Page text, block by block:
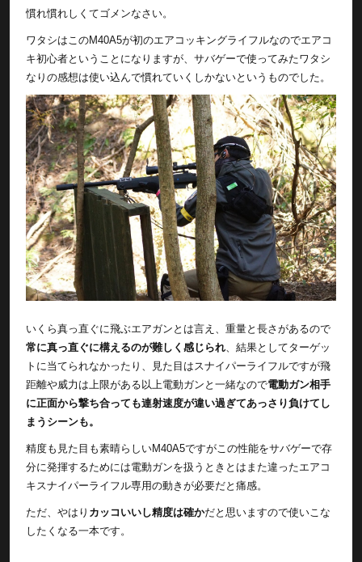
慣れ慣れしくてゴメンなさい。
ワタシはこのM40A5が初のエアコッキングライフルなのでエアコ
キ初心者ということになりますが、サバゲーで使ってみたワタシ
なりの感想は使い込んで慣れていくしかないというものでした。
いくら真っ直ぐに飛ぶエアガンとは言え、重量と長さがあるので
常に真っ直ぐに構えるのが難しく感じられ 、結果としてターゲッ
トに当てられなかったり、見た目はスナイパーライフルですが飛
距離や威力は上限がある以上電動ガンと一緒なので電動ガン相手
に正面から撃ち合っても連射速度が違い過ぎてあっさり負けてし
まうシーンも。
精度も見た目も素晴らしいM40A5ですがこの性能をサバゲーで存
分に発揮するためには電動ガンを扱うときとはまた違ったエアコ
キスナイパーライフル専用の動きが必要だと痛感。
ただ、やはり カッコいいし精度は確かだと思いますので使いこな
したくなる一本です。